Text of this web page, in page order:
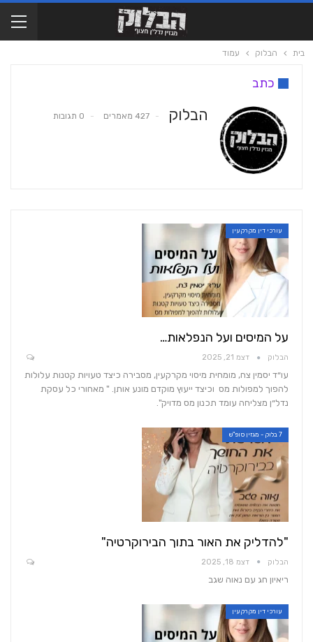
בית הבלוק עמוד
כתב
הבלוק 427 מאמרים 0 תגובות
עורכי דין מקרקעין
על המיסים ועל הנפלאות…
הבלוק דצמ 21, 2025
עו״ד יסמין צח, מומחית מיסוי מקרקעין, מסבירה כיצד טעויות קטנות עלולות
להפוך למפולות מס וכיצד ייעוץ מוקדם מונע אותן. " מאחורי כל עסקת
נדל״ן מצליחה עומד תכנון מס מדויק".
7 בלוק - מגזין סופ"ש
"להדליק את האור בתוך הבירוקרטיה"
הבלוק דצמ 18, 2025
ריאיון חג עם נאוה שגב
עורכי דין מקרקעין